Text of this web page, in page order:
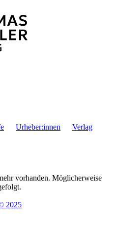
Urheber:innen Verlag
vorhanden. Möglicherweise
2025